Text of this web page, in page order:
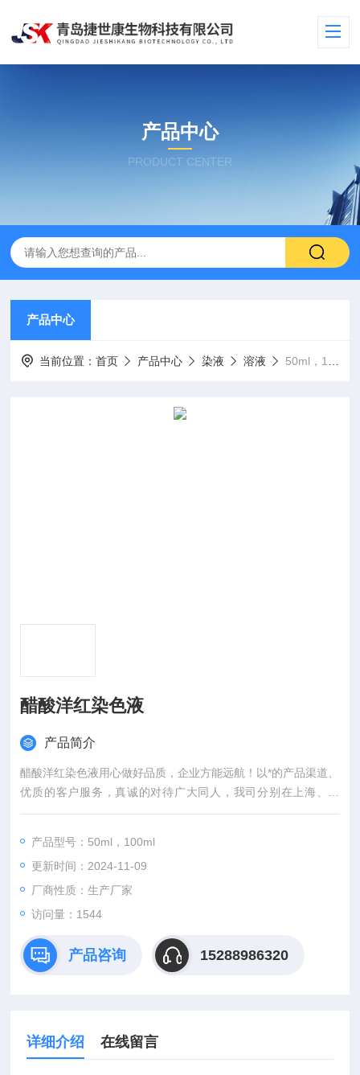
产品中心
PRODUCT CENTER
产品中心
当前位置：首页 产品中心 染液 溶液 50ml，100ml醋酸洋红染色液
醋酸洋红染色液
产品简介
醋酸洋红染色液用心做好品质，企业方能远航！以*的产品渠道、
优质的客户服务，真诚的对待广大同人，我司分别在上海、武
汉，等城市设有专业实验室，竭诚服务每位科研工作者。
产品型号：50ml，100ml
更新时间：2024-11-09
厂商性质：生产厂家
访问量：1544
产品咨询 15288986320
详细介绍 在线留言